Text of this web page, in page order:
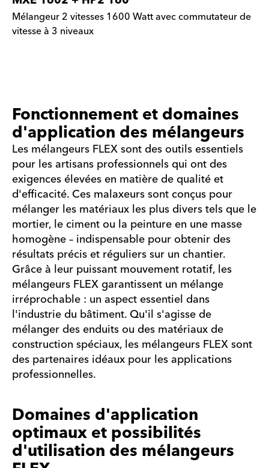
Mélangeur 2 vitesses 1600 Watt avec commutateur de
vitesse à 3 niveaux
Fonctionnement et domaines
d'application des mélangeurs
Les mélangeurs FLEX sont des outils essentiels
pour les artisans professionnels qui ont des
exigences élevées en matière de qualité et
d'efficacité. Ces malaxeurs sont conçus pour
mélanger les matériaux les plus divers tels que le
mortier, le ciment ou la peinture en une masse
homogène – indispensable pour obtenir des
résultats précis et réguliers sur un chantier.
Grâce à leur puissant mouvement rotatif, les
mélangeurs FLEX garantissent un mélange
irréprochable : un aspect essentiel dans
l'industrie du bâtiment. Qu'il s'agisse de
mélanger des enduits ou des matériaux de
construction spéciaux, les mélangeurs FLEX sont
des partenaires idéaux pour les applications
professionnelles.
Domaines d'application
optimaux et possibilités
d'utilisation des mélangeurs